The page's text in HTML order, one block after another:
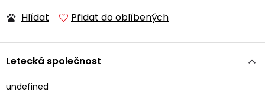
Hlídat Přidat do oblíbených
Letecká společnost
undefined